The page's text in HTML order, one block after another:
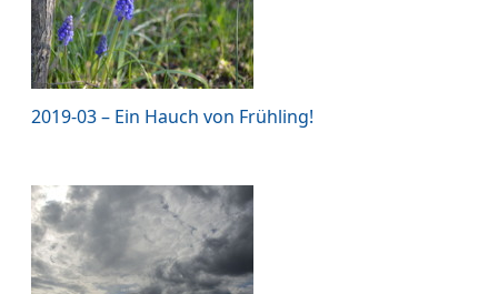
2019-03 – Ein Hauch von Frühling!